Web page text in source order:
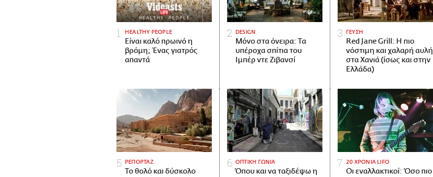
HEALTHY PEOPLE
Είναι καλό πρωινό η
βρόμη; Ένας γιατρός
απαντά
DESIGN
Μόνο στα όνειρα: Τα
υπέροχα σπίτια του
Ιμπέρ ντε Ζιβανσί
ΓΕΥΣΗ
Red Jane Grill: Η πιο
νόστιμη και χαλαρή αυλή
στα Χανιά (ίσως και στην
Ελλάδα)
ΡΕΠΟΡΤΑΖ
Το θολό και δύσκολο
ΟΠΤΙΚΗ ΓΩΝΙΑ
Όπου και να ταξιδέψω η
20 ΧΡΟΝΙΑ LIFO
Οι εναλλακτικοί: Όσο πιο